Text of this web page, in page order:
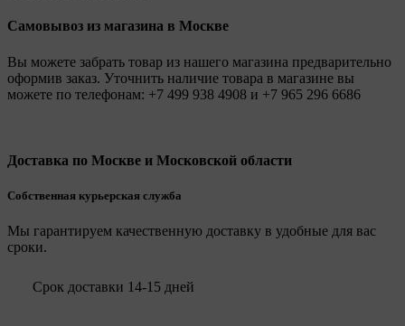
Самовывоз из магазина в Москве
Вы можете забрать товар из нашего магазина предварительно
оформив заказ. Уточнить наличие товара в магазине вы
можете по телефонам: +7 499 938 4908 и +7 965 296 6686
Доставка по Москве и Московской области
Собственная курьерская служба
Мы гарантируем качественную доставку в удобные для вас
сроки.
Срок доставки 14-15 дней